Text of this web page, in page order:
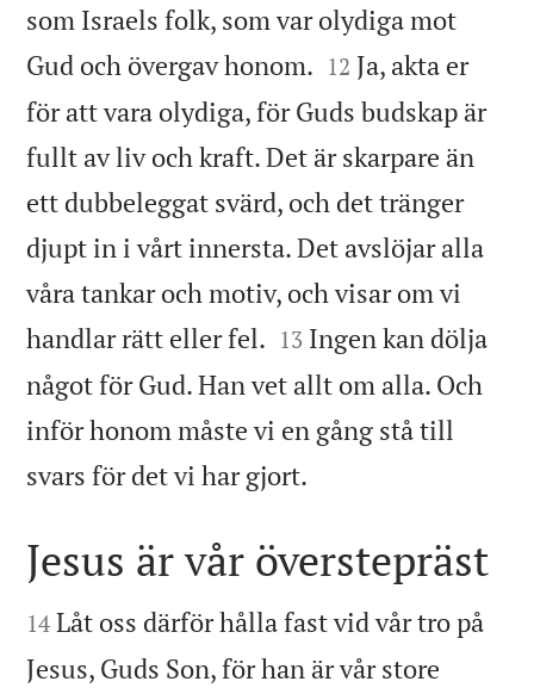
som Israels folk, som var olydiga mot
Gud och övergav honom. 

12 Ja, akta er
för att vara olydiga, för Guds budskap är
fullt av liv och kraft. Det är skarpare än
ett dubbeleggat svärd, och det tränger
djupt in i vårt innersta. Det avslöjar alla
våra tankar och motiv, och visar om vi
handlar rätt eller fel. 

13 Ingen kan dölja
något för Gud. Han vet allt om alla. Och
inför honom måste vi en gång stå till
svars för det vi har gjort.

Jesus är vår överstepräst

14 Låt oss därför hålla fast vid vår tro på
Jesus, Guds Son, för han är vår store